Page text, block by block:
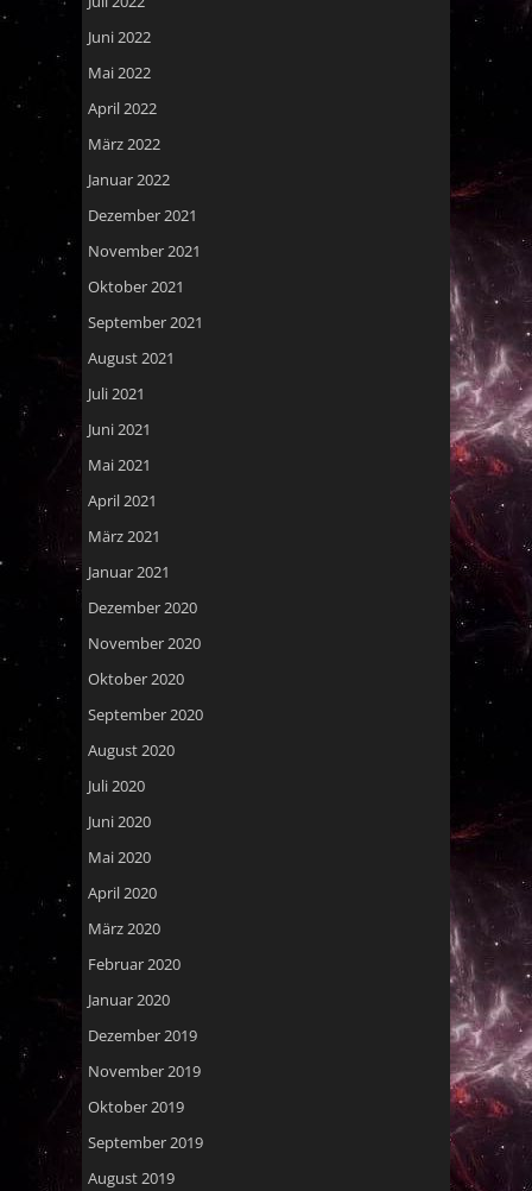
Juni 2022
Mai 2022
April 2022
März 2022
Januar 2022
Dezember 2021
November 2021
Oktober 2021
September 2021
August 2021
Juli 2021
Juni 2021
Mai 2021
April 2021
März 2021
Januar 2021
Dezember 2020
November 2020
Oktober 2020
September 2020
August 2020
Juli 2020
Juni 2020
Mai 2020
April 2020
März 2020
Februar 2020
Januar 2020
Dezember 2019
November 2019
Oktober 2019
September 2019
August 2019